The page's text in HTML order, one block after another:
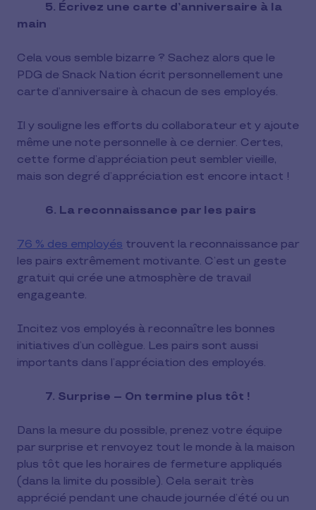
5. Écrivez une carte d’anniversaire à la
main
Cela vous semble bizarre ? Sachez alors que le
PDG de Snack Nation écrit personnellement une
carte d’anniversaire à chacun de ses employés.
Il y souligne les efforts du collaborateur et y ajoute
même une note personnelle à ce dernier. Certes,
cette forme d’appréciation peut sembler vieille,
mais son degré d’appréciation est encore intact !
6. La reconnaissance par les pairs
76 % des employés trouvent la reconnaissance par
les pairs extrêmement motivante. C’est un geste
gratuit qui crée une atmosphère de travail
engageante.
Incitez vos employés à reconnaître les bonnes
initiatives d’un collègue. Les pairs sont aussi
importants dans l’appréciation des employés.
7. Surprise – On termine plus tôt !
Dans la mesure du possible, prenez votre équipe
par surprise et renvoyez tout le monde à la maison
plus tôt que les horaires de fermeture appliqués
(dans la limite du possible). Cela serait très
apprécié pendant une chaude journée d’été ou un